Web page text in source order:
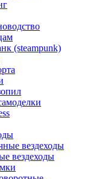
(steampunk)
вездеходы
вездеходы